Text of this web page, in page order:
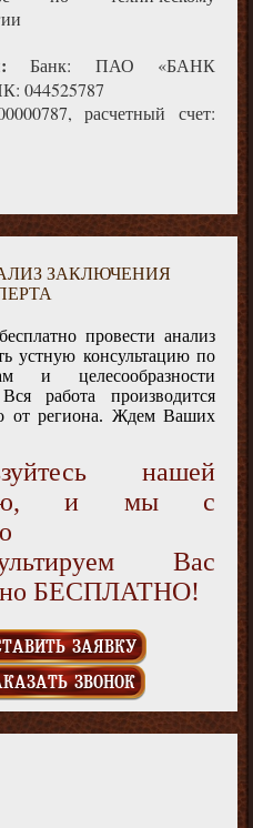
Банк: ПАО «БАНК
044525787
расчетный счет:
ЗАКЛЮЧЕНИЯ
провести анализ
устную консультацию по
и целесообразности
работа производится
от региона. Ждем Ваших
нашей
и мы с
Вас
БЕСПЛАТНО!
ЗАЯВКУ
ЗВОНОК